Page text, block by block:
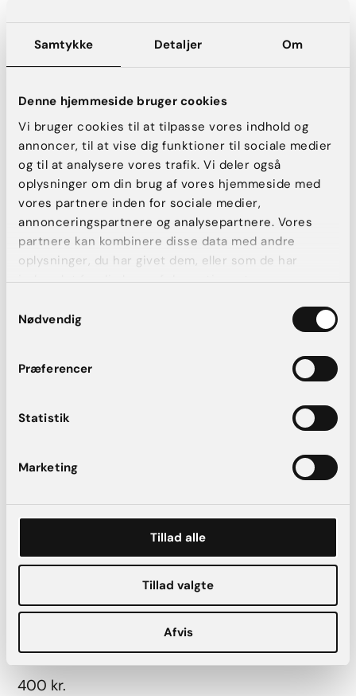
Samtykke Detaljer Om
Denne hjemmeside bruger cookies
Vi bruger cookies til at tilpasse vores indhold og
annoncer, til at vise dig funktioner til sociale medier
og til at analysere vores trafik. Vi deler også
oplysninger om din brug af vores hjemmeside med
vores partnere inden for sociale medier,
annonceringspartnere og analysepartnere. Vores
partnere kan kombinere disse data med andre
oplysninger, du har givet dem, eller som de har
indsamlet fra din brug af deres tjenester.
Nødvendig
Præferencer
Statistik
Marketing
Tillad alle
Tillad valgte
Afvis
1.500 kr.
Tillæg – lille brystløft
Fra 14.000 kr.
Tillæg – stort brystløft
Fra 22.000 kr.
Tillæg for fedtsugning af +2
10.000 kr.
Tillæg – overnatning pr. nat
5.000 kr.
Tillæg – ekstra BH
400 kr.